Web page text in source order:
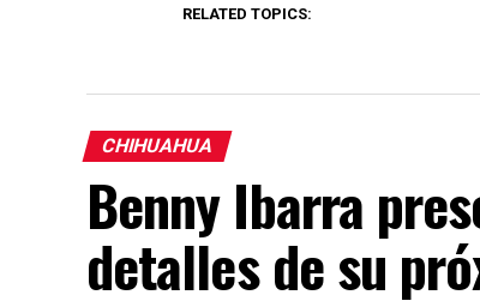
RELATED TOPICS:
CHIHUAHUA
Benny Ibarra
detalles de su